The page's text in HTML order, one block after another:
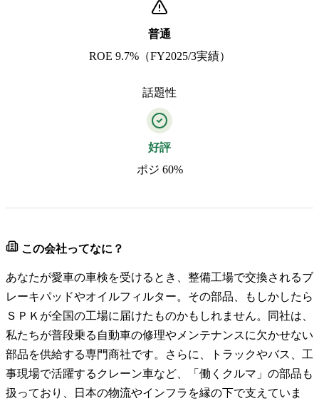
普通
ROE 9.7%（FY2025/3実績）
話題性
好評
ポジ 60%
この会社ってなに？
あなたが愛車の車検を受けるとき、整備工場で交換されるブ
レーキパッドやオイルフィルター。その部品、もしかしたら
ＳＰＫが全国の工場に届けたものかもしれません。同社は、
私たちが普段乗る自動車の修理やメンテナンスに欠かせない
部品を供給する専門商社です。さらに、トラックやバス、工
事現場で活躍するクレーン車など、「働くクルマ」の部品も
扱っており、日本の物流やインフラを縁の下で支えていま